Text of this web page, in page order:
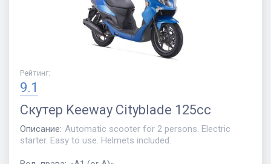
Рейтинг:
9.1
Скутер Keeway Cityblade 125cc
Описание: Automatic scooter for 2 persons. Electric
starter. Easy to use. Helmets included.